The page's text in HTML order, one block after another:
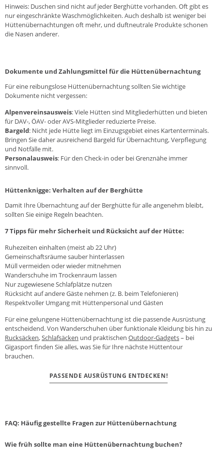
Hinweis: Duschen sind nicht auf jeder Berghütte vorhanden. Oft gibt es
nur eingeschränkte Waschmöglichkeiten. Auch deshalb ist weniger bei
Hüttenübernachtungen oft mehr, und duftneutrale Produkte schonen
die Nasen anderer.
Dokumente und Zahlungsmittel für die Hüttenübernachtung
Für eine reibungslose Hüttenübernachtung sollten Sie wichtige
Dokumente nicht vergessen:
Alpenvereinsausweis: Viele Hütten sind Mitgliederhütten und bieten
für DAV-, ÖAV- oder AVS-Mitglieder reduzierte Preise.
Bargeld: Nicht jede Hütte liegt im Einzugsgebiet eines Kartenterminals.
Bringen Sie daher ausreichend Bargeld für Übernachtung, Verpflegung
und Notfälle mit.
Personalausweis: Für den Check-in oder bei Grenznähe immer
sinnvoll.
Hüttenknigge: Verhalten auf der Berghütte
Damit Ihre Übernachtung auf der Berghütte für alle angenehm bleibt,
sollten Sie einige Regeln beachten.
7 Tipps für mehr Sicherheit und Rücksicht auf der Hütte:
Ruhezeiten einhalten (meist ab 22 Uhr)
Gemeinschaftsräume sauber hinterlassen
Müll vermeiden oder wieder mitnehmen
Wanderschuhe im Trockenraum lassen
Nur zugewiesene Schlafplätze nutzen
Rücksicht auf andere Gäste nehmen (z. B. beim Telefonieren)
Respektvoller Umgang mit Hüttenpersonal und Gästen
Für eine gelungene Hüttenübernachtung ist die passende Ausrüstung
entscheidend. Von Wanderschuhen über funktionale Kleidung bis hin zu
Rucksäcken,Schlafsäcken und praktischen Outdoor-Gadgets– bei
Gigasport finden Sie alles, was Sie für Ihre nächste Hüttentour
brauchen.
PASSENDE AUSRÜSTUNG ENTDECKEN!
FAQ: Häufig gestellte Fragen zur Hüttenübernachtung
Wie früh sollte man eine Hüttenübernachtung buchen?